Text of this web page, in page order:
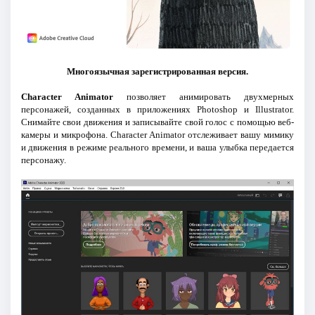
Многоязычная зарегистрированная версия.
Character Animatorпозволяет анимировать двухмерных
персонажей, созданных в приложениях Photoshop и Illustrator.
Снимайте свои движения и записывайте свой голос с помощью веб-
камеры и микрофона. Character Animator отслеживает вашу мимику
и движения в режиме реального времени, и ваша улыбка передается
персонажу.